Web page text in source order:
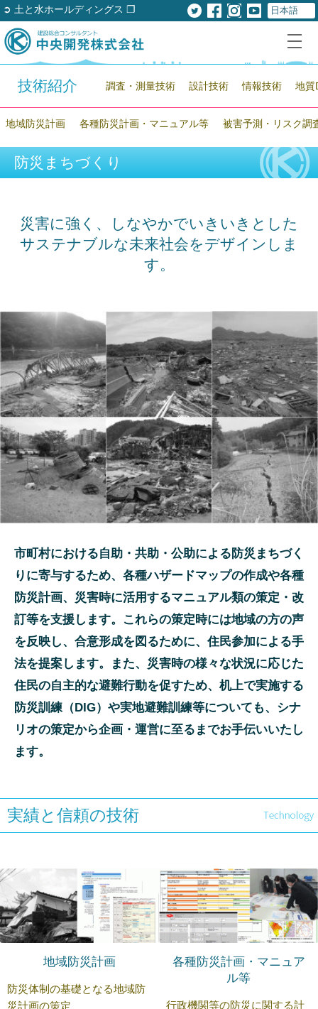
➲ 土と水ホールディングス ❐
技術紹介 調査・測量技術 設計技術 情報技術 地質
地域防災計画 各種防災計画・マニュアル等 被害予測・リスク調
防災まちづくり
災害に強く、しなやかでいきいきとした
サステナブルな未来社会をデザインしま
す。
市町村における自助・共助・公助による防災まちづく
りに寄与するため、各種ハザードマップの作成や各種
防災計画、災害時に活用するマニュアル類の策定・改
訂等を支援します。これらの策定時には地域の方の声
を反映し、合意形成を図るために、住民参加による手
法を提案します。また、災害時の様々な状況に応じた
住民の自主的な避難行動を促すため、机上で実施する
防災訓練（DIG）や実地避難訓練等についても、シナ
リオの策定から企画・運営に至るまでお手伝いいたし
ます。
実績と信頼の技術
地域防災計画
防災体制の基礎となる地域防
災計画の策定
各種防災計画・マニュア
ル等
行政機関等の防災に関する計